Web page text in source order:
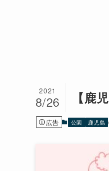
【鹿
2021
8/26
広告 公園 鹿児島